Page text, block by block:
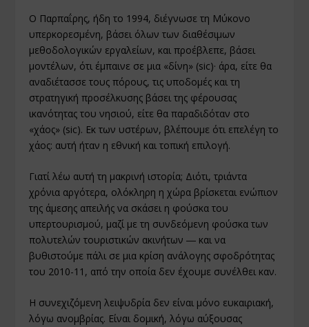
Ο Παρπαΐρης, ήδη το 1994, διέγνωσε τη Μύκονο
υπερκορεσμένη, βάσει όλων των διαθέσιμων
μεθοδολογικών εργαλείων, και προέβλεπε, βάσει
μοντέλων, ότι έμπαινε σε μια «δίνη» (sic)· άρα, είτε θα
αναδιέτασσε τους πόρους, τις υποδομές και τη
στρατηγική προσέλκυσης βάσει της φέρουσας
ικανότητας του νησιού, είτε θα παραδιδόταν στο
«χάος» (sic). Eκ των υστέρων, βλέπουμε ότι επελέγη το
χάος: αυτή ήταν η εθνική και τοπική επιλογή.
Γιατί λέω αυτή τη μακρινή ιστορία; Διότι, τριάντα
χρόνια αργότερα, ολόκληρη η χώρα βρίσκεται ενώπιον
της άμεσης απειλής να σκάσει η φούσκα του
υπερτουρισμού, μαζί με τη συνδεόμενη φούσκα των
πολυτελών τουριστικών ακινήτων ― και να
βυθιστούμε πάλι σε μια κρίση ανάλογης σφοδρότητας
του 2010-11, από την οποία δεν έχουμε συνέλθει καν.
Η συνεχιζόμενη λειψυδρία δεν είναι μόνο ευκαιριακή,
λόγω ανομβρίας. Είναι δομική, λόγω αύξουσας